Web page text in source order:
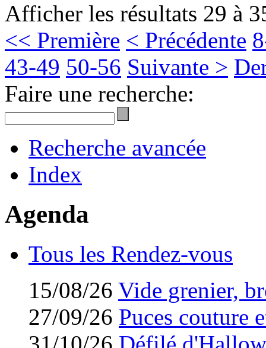
Afficher les résultats 29 à
<< Première < Précédente
43-49 50-56 Suivante >
Faire une recherche:
Recherche avancée
Index
Agenda
Tous les Rendez-vous
15/08/26 Vide grenier,
27/09/26 Puces couture